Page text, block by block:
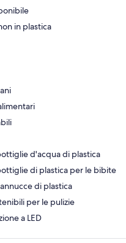
in plastica
d'acqua di plastica
di plastica per le bibite
di plastica
per le pulizie
a LED